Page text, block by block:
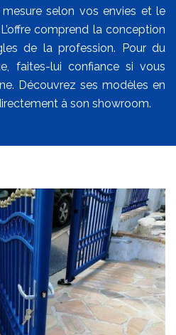
selon vos envies et le
comprend la conception
de la profession. Pour du
faites-lui confiance si vous
Découvrez ses modèles en
à son showroom.